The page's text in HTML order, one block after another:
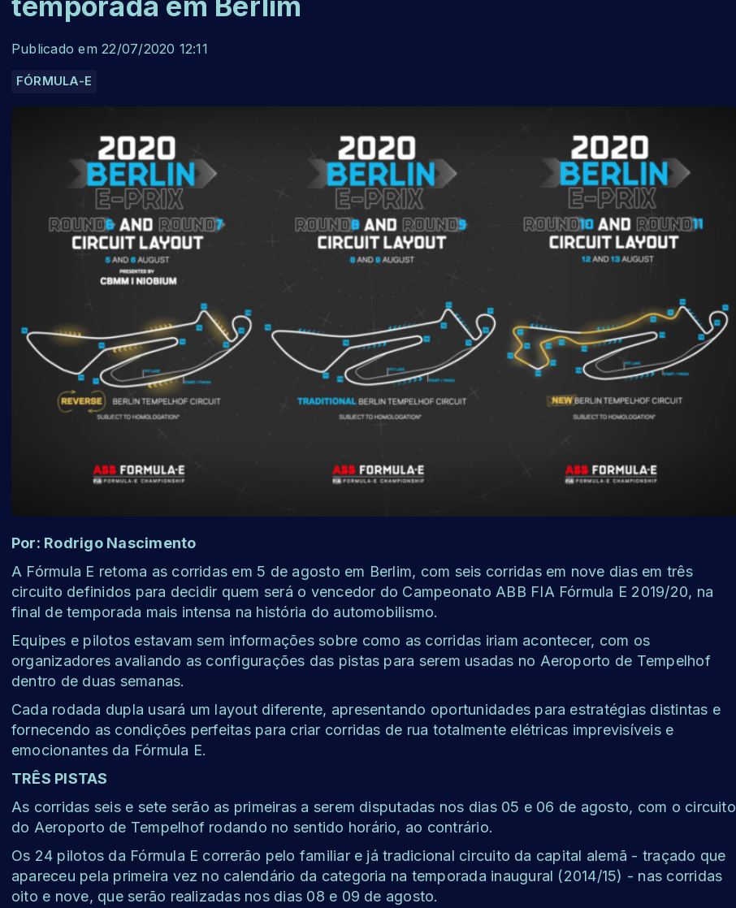
Publicado em 22/07/2020 12:11
FÓRMULA-E
Por: Rodrigo Nascimento
A Fórmula E retoma as corridas em 5 de agosto em Berlim, com seis corridas em nove dias em três
circuito definidos para decidir quem será o vencedor do Campeonato ABB FIA Fórmula E 2019/20, na
final de temporada mais intensa na história do automobilismo.
Equipes e pilotos estavam sem informações sobre como as corridas iriam acontecer, com os
organizadores avaliando as configurações das pistas para serem usadas no Aeroporto de Tempelhof
dentro de duas semanas.
Cada rodada dupla usará um layout diferente, apresentando oportunidades para estratégias distintas e
fornecendo as condições perfeitas para criar corridas de rua totalmente elétricas imprevisíveis e
emocionantes da Fórmula E.
TRÊS PISTAS
As corridas seis e sete serão as primeiras a serem disputadas nos dias 05 e 06 de agosto, com o circuito
do Aeroporto de Tempelhof rodando no sentido horário, ao contrário.
Os 24 pilotos da Fórmula E correrão pelo familiar e já tradicional circuito da capital alemã - traçado que
apareceu pela primeira vez no calendário da categoria na temporada inaugural (2014/15) - nas corridas
oito e nove, que serão realizadas nos dias 08 e 09 de agosto.